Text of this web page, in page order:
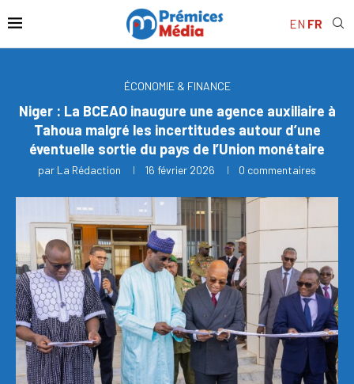
EN FR
ÉCONOMIE & FINANCE
Niger : La BCEAO inaugure une agence auxiliaire à
Tahoua malgré les incertitudes autour d’une
éventuelle sortie du pays de l’Union monétaire
par La Rédaction 16 février 2026 0 commentaires